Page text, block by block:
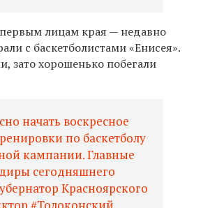
лицам края — недавно
с баскетболистами «Енисея».
зато хорошенько побегали
начать воскресное
по баскетболу
кампании. Главные
сегодняшнего
Красноярского
#Толоконский